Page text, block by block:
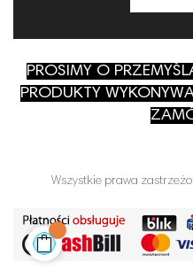
PROSIMY O
PRODUKTY
Wszystkie prawa